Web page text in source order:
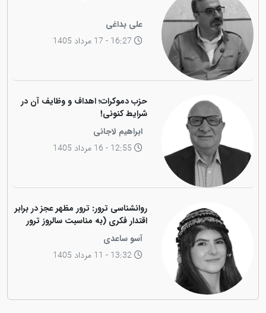
علی بداغی
حزب دموکرات؛ اهداف و وظایف آن در
شرایط کنونی!
ابراهیم لاجانی
روانشناسی ترور: ترور مظهر عجز در برابر
اقتدار فکری (به مناسبت سالروز ترور
فیزیکی رهبر کاریزماتیک ملت کورد،
دکتر عبدالرحمان قاسملو)
آسو ساعدی
13:32 - 11 مرداد 1405